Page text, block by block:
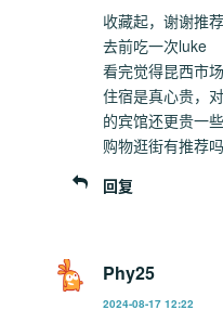
收藏起，谢谢推
去前吃一次luke
看完觉得昆西市
住宿是真心贵，
的宾馆还更贵一
购物逛街有推荐吗
回复
Phy25
2024-08-17 12:22